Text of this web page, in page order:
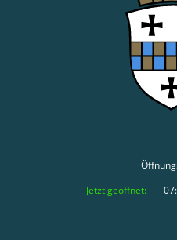
Klicken, um weitere
Jetzt geöffnet: